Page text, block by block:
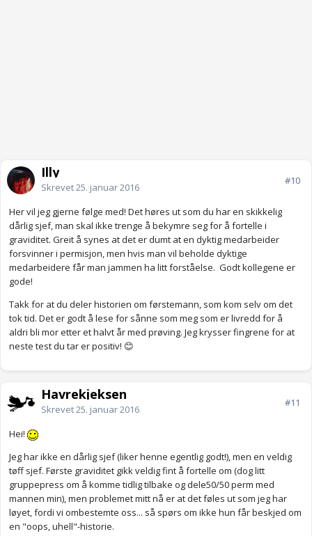
Illy
Skrevet25. januar 2016
#10
Her vil jeg gjerne følge med! Det høres ut som du har en skikkelig
dårlig sjef, man skal ikke trenge å bekymre seg for å fortelle i
graviditet. Greit å synes at det er dumt at en dyktig medarbeider
forsvinner i permisjon, men hvis man vil beholde dyktige
medarbeidere får man jammen ha litt forståelse. Godt kollegene er
gode!
Takk for at du deler historien om førstemann, som kom selv om det
tok tid. Det er godt å lese for sånne som meg som er livredd for å
aldri bli mor etter et halvt år med prøving. Jeg krysser fingrene for at
neste test du tar er positiv! 😊
Havrekjeksen
Skrevet25. januar 2016
#11
Hei!
Jeg har ikke en dårlig sjef (liker henne egentlig godt!), men en veldig
tøff sjef. Første graviditet gikk veldig fint å fortelle om (dog litt
gruppepress om å komme tidlig tilbake og dele50/50 perm med
mannen min), men problemet mitt nå er at det føles ut som jeg har
løyet, fordi vi ombestemte oss... så spørs om ikke hun får beskjed om
en "oops, uhell"-historie.